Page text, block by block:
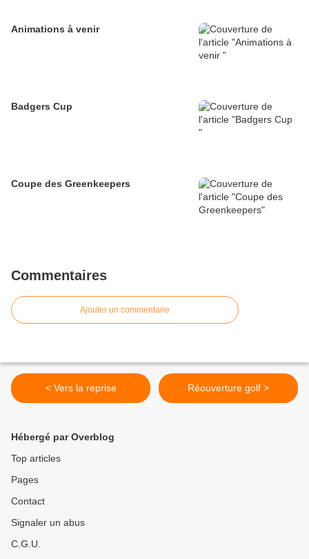
Animations à venir
Badgers Cup
Coupe des Greenkeepers
Commentaires
Ajouter un commentaire
< Vers la reprise Réouverture golf >
Hébergé par Overblog
Top articles
Pages
Contact
Signaler un abus
C.G.U.